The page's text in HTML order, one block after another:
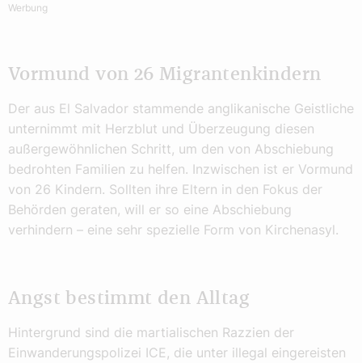
Werbung
Vormund von 26 Migrantenkindern
Der aus El Salvador stammende anglikanische Geistliche
unternimmt mit Herzblut und Überzeugung diesen
außergewöhnlichen Schritt, um den von Abschiebung
bedrohten Familien zu helfen. Inzwischen ist er Vormund
von 26 Kindern. Sollten ihre Eltern in den Fokus der
Behörden geraten, will er so eine Abschiebung
verhindern – eine sehr spezielle Form von Kirchenasyl.
Angst bestimmt den Alltag
Hintergrund sind die martialischen Razzien der
Einwanderungspolizei ICE, die unter illegal eingereisten